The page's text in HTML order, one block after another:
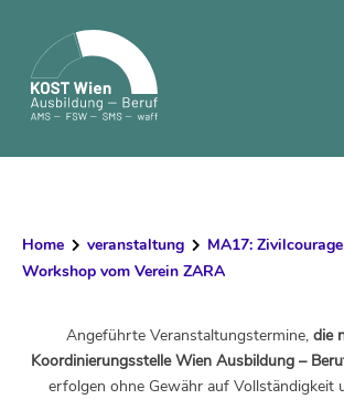
content
Home veranstaltung
MA17:
Workshop vom Verein ZARA
Angeführte Veranstaltungstermine, die
Koordinierungsstelle Wien Ausbildung –
erfolgen ohne Gewähr auf Vollständigkeit